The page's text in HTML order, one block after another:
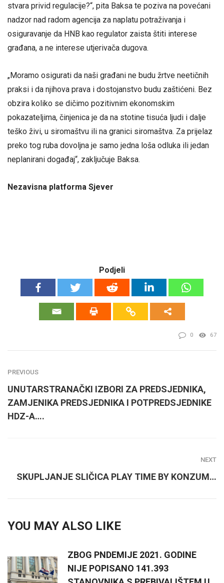
stvara privid regulacije?“, pita Baksa te poziva na povećani
nadzor nad radom agencija za naplatu potraživanja i
osiguravanje da HNB kao regulator zaista štiti interese
građana, a ne interese utjerivača dugova.
„Moramo osigurati da naši građani ne budu žrtve neetičnih
praksi i da njihova prava i dostojanstvo budu zaštićeni. Bez
obzira koliko se dičimo pozitivnim ekonomskim
pokazateljima, činjenica je da na stotine tisuća ljudi i dalje
teško živi, u siromaštvu ili na granici siromaštva. Za prijelaz
preko tog ruba dovoljna je samo jedna loša odluka ili jedan
neplanirani događaj“, zaključuje Baksa.
Nezavisna platforma Sjever
Podjeli
0 67
PREVIOUS
UNUTARSTRANAČKI IZBORI ZA PREDSJEDNIKA,
ZAMJENIKA PREDSJEDNIKA I POTPREDSJEDNIKE
HDZ-A….
NEXT
SKUPLJANJE SLIČICA PLAY TIME BY KONZUM…
YOU MAY ALSO LIKE
ZBOG PNDEMIJE 2021. GODINE
NIJE POPISANO 141.393